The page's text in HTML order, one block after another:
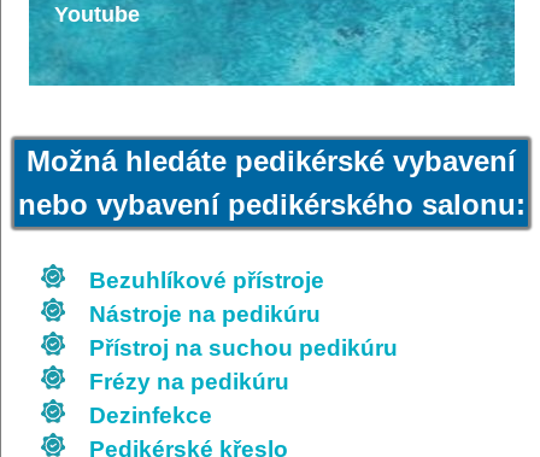
Youtube
Možná hledáte pedikérské vybavení
nebo vybavení pedikérského salonu:
Bezuhlíkové přístroje
Nástroje na pedikúru
Přístroj na suchou pedikúru
Frézy na pedikúru
Dezinfekce
Pedikérské křeslo